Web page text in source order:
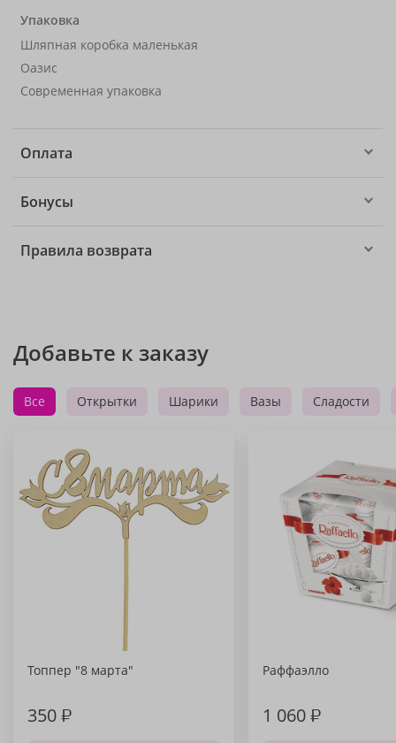
Упаковка
Шляпная коробка маленькая
Оазис
Современная упаковка
Оплата
Бонусы
Правила возврата
Добавьте к заказу
Все Открытки Шарики Вазы Сладости
Топпер "8 марта"
350₽
Раффаэлло
1 060₽